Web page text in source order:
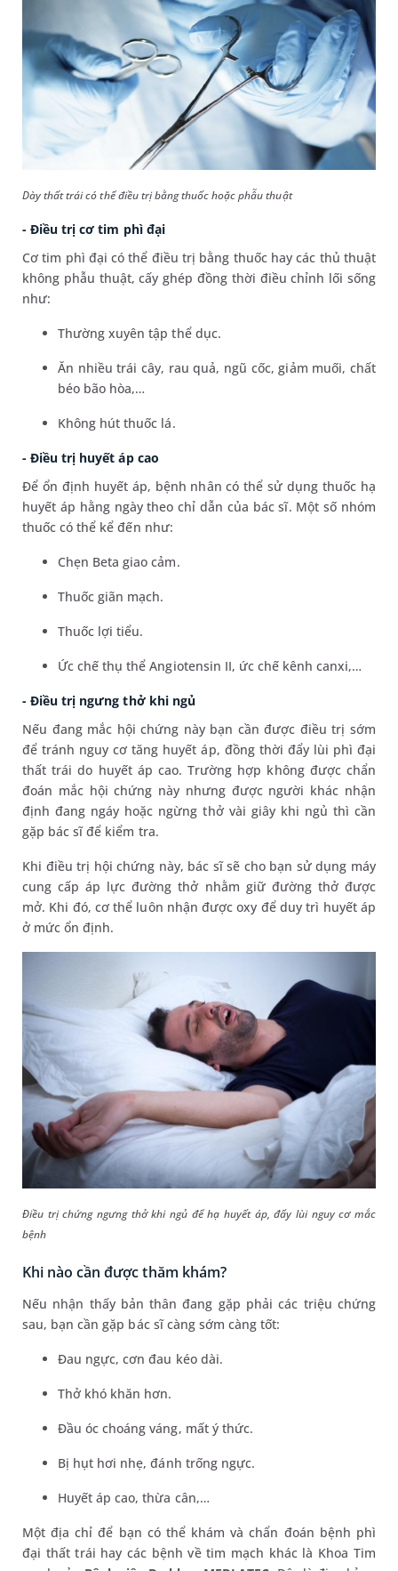
Dày thất trái có thể điều trị bằng thuốc hoặc phẫu thuật
- Điều trị cơ tim phì đại
Cơ tim phì đại có thể điều trị bằng thuốc hay các thủ thuật
không phẫu thuật, cấy ghép đồng thời điều chỉnh lối sống
như:
Thường xuyên tập thể dục.
Ăn nhiều trái cây, rau quả, ngũ cốc, giảm muối, chất
béo bão hòa,…
Không hút thuốc lá.
- Điều trị huyết áp cao
Để ổn định huyết áp, bệnh nhân có thể sử dụng thuốc hạ
huyết áp hằng ngày theo chỉ dẫn của bác sĩ. Một số nhóm
thuốc có thể kể đến như:
Chẹn Beta giao cảm.
Thuốc giãn mạch.
Thuốc lợi tiểu.
Ức chế thụ thể Angiotensin II, ức chế kênh canxi,…
- Điều trị ngưng thở khi ngủ
Nếu đang mắc hội chứng này bạn cần được điều trị sớm
để tránh nguy cơ tăng huyết áp, đồng thời đẩy lùi phì đại
thất trái do huyết áp cao. Trường hợp không được chẩn
đoán mắc hội chứng này nhưng được người khác nhận
định đang ngáy hoặc ngừng thở vài giây khi ngủ thì cần
gặp bác sĩ để kiểm tra.
Khi điều trị hội chứng này, bác sĩ sẽ cho bạn sử dụng máy
cung cấp áp lực đường thở nhằm giữ đường thở được
mở. Khi đó, cơ thể luôn nhận được oxy để duy trì huyết áp
ở mức ổn định.
Điều trị chứng ngưng thở khi ngủ để hạ huyết áp, đẩy lùi nguy cơ mắc
bệnh
Khi nào cần được thăm khám?
Nếu nhận thấy bản thân đang gặp phải các triệu chứng
sau, bạn cần gặp bác sĩ càng sớm càng tốt:
Đau ngực, cơn đau kéo dài.
Thở khó khăn hơn.
Đầu óc choáng váng, mất ý thức.
Bị hụt hơi nhẹ, đánh trống ngực.
Huyết áp cao, thừa cân,…
Một địa chỉ để bạn có thể khám và chẩn đoán bệnh phì
đại thất trái hay các bệnh về tim mạch khác là Khoa Tim